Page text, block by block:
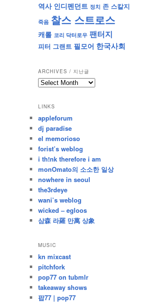
역사 인디펜던트 정치 존 스칼지
죽음 찰스 스트로스
캐롤 코리 닥터로우 팬터지
피터 그랜트 필모어 한국사회
ARCHIVES / 지난글
archives
난
글
LINKS
appleforum
dj paradise
el memorioso
forist’s weblog
i th!nk therefore i am
monOmato의 소소한 일상
nowhere in seoul
the3rdeye
wani’s weblog
wicked – egloos
삼森 라羅 만萬 상象
MUSIC
kn mixcast
pitchfork
pop77 on tubmlr
takeaway shows
팝77 | pop77